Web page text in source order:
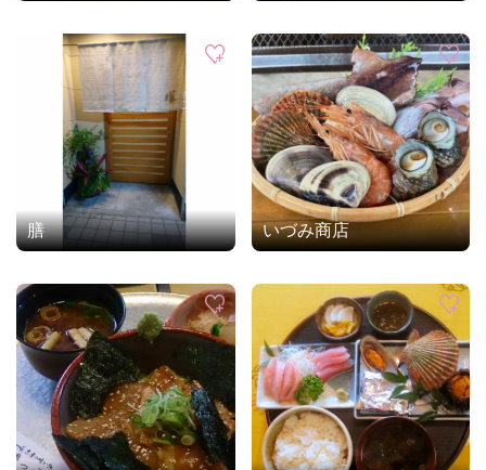
膳 いづみ商店